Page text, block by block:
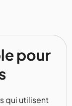
pour
qui utilisent